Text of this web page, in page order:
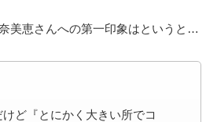
美恵さんへの第一印象はというと…
ど『とにかく大きい所でコ